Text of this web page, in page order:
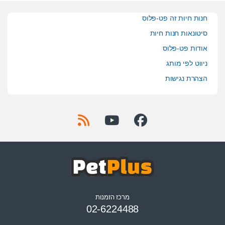
חנות חיות זה פט-פלוס
סיטונאות חנות חיות
אודות פט-פלוס
ניווט לפי מותג
הצהרת נגישות
מרכז הזמנות
02-6224488